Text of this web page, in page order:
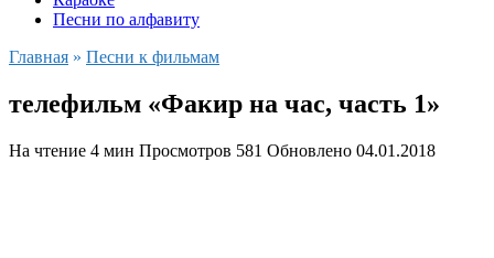
Песни по алфавиту
Главная » Песни к фильмам
телефильм «Факир на час, часть 1»
На чтение 4 мин Просмотров 581 Обновлено 04.01.2018